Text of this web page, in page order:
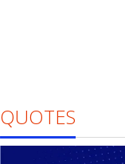
QUOTES